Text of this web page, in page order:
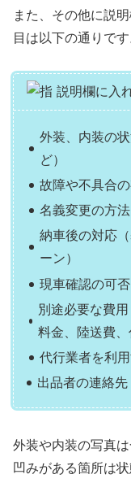
また、その他に説
目は以下の通りです
説明欄に入
外装、内装の
ど）
故障や不具合
名義変更の方法
納車後の対応
ーン）
現車確認の可否
別途必要な費
料金、陸送費、
代行業者を利
出品者の連絡先
外装や内装の写真
凹みがある箇所は